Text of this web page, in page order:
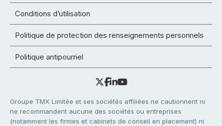
Conditions d’utilisation
Politique de protection des renseignements personnels
Politique antipourriel
Groupe TMX Limitée et ses sociétés affiliées ne cautionnent ni
ne recommandent aucune des sociétés ou entreprises
(notamment les firmes et cabinets de conseil en placement) ni